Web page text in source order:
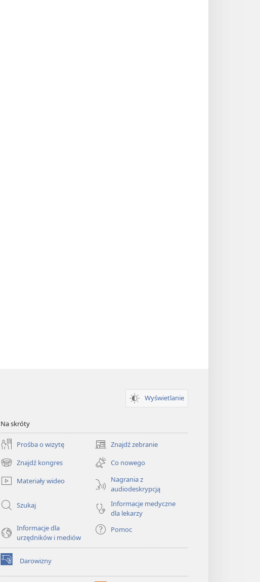
Wyświetlanie
Na skróty
Prośba o wizytę Znajdź zebranie
(opens
new
window)
Znajdź kongres
(opens
new
window)
Co nowego
Materiały wideo
Nagrania z
audiodeskrypcją
Szukaj
Informacje medyczne
dla lekarzy
Informacje dla
urzędników i mediów
Pomoc
Darowizny
(opens
new